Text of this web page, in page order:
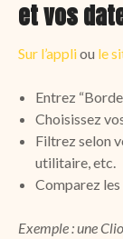
et vos
Sur l’appliou le
Entrez
Choisissez
Filtrez selon
utilitaire, etc.
Comparez les
Exemple : une